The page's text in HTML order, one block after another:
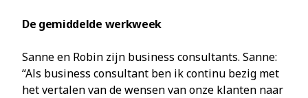
De gemiddelde werkweek
Sanne en Robin zijn business consultants. Sanne:
“Als business consultant ben ik continu bezig met
het vertalen van de wensen van onze klanten naar